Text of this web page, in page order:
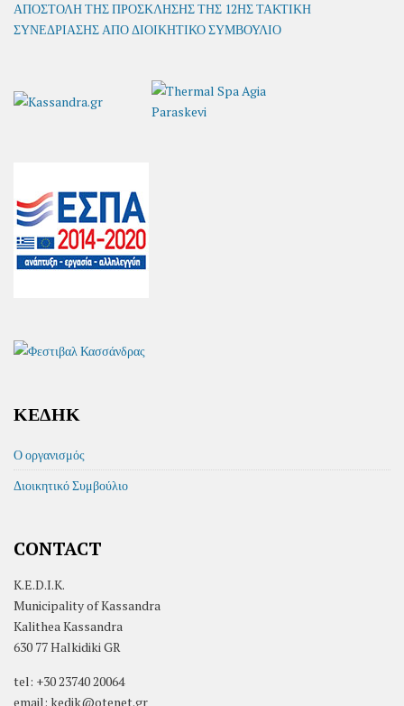
ΑΠΟΣΤΟΛΗ ΤΗΣ ΠΡΟΣΚΛΗΣΗΣ ΤΗΣ 12ΗΣ ΤΑΚΤΙΚΗ
ΣΥΝΕΔΡΙΑΣΗΣ ΑΠΟ ΔΙΟΙΚΗΤΙΚΟ ΣΥΜΒΟΥΛΙΟ
ΚΕΔΗΚ
Ο οργανισμός
Διοικητικό Συμβούλιο
CONTACT
K.E.D.I.K.
Municipality of Kassandra
Kalithea Kassandra
630 77 Halkidiki GR
tel: +30 23740 20064
email: kedik@otenet.gr